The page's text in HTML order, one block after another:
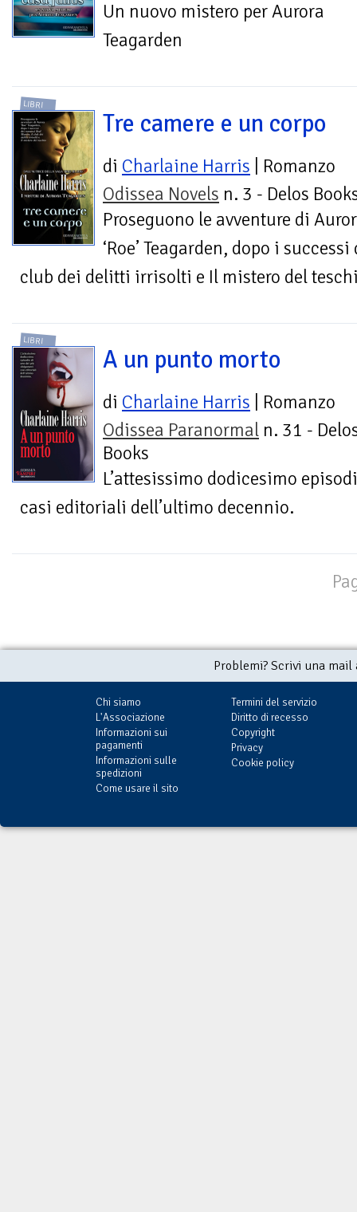
Un nuovo mistero per Aurora
Teagarden
LIBRI
Tre camere e un corpo
di Charlaine Harris | Romanzo
Odissea Novels n. 3 - Delos
Proseguono le avventure di
‘Roe’ Teagarden, dopo i
club dei delitti irrisolti e Il mistero del
LIBRI
A un punto morto
di Charlaine Harris | Romanzo
Odissea Paranormal n. 31 -
Books
L’attesissimo dodicesimo
casi editoriali dell’ultimo decennio.
Problemi? Scrivi una
Chi siamo
L'Associazione
Informazioni sui
pagamenti
Informazioni sulle
spedizioni
Come usare il sito
Termini del servizio
Diritto di recesso
Copyright
Privacy
Cookie policy